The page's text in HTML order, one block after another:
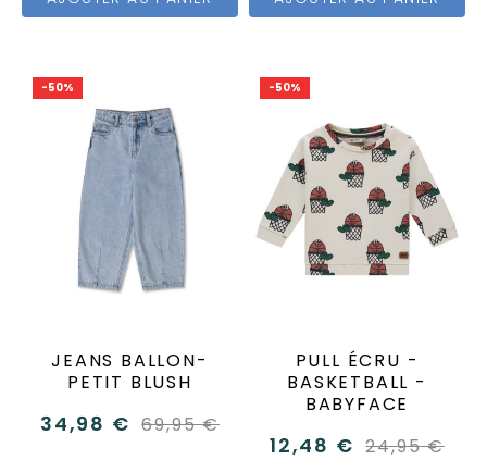
-50%
JEANS BALLON-
PETIT BLUSH
34,98 € 69,95 €
-50%
PULL ÉCRU -
BASKETBALL -
BABYFACE
12,48 € 24,95 €